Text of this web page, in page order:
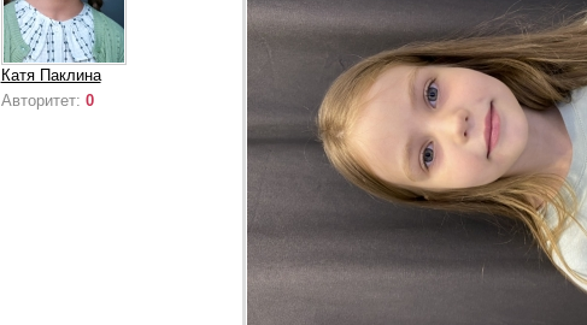
Катя Паклина
Авторитет: 0